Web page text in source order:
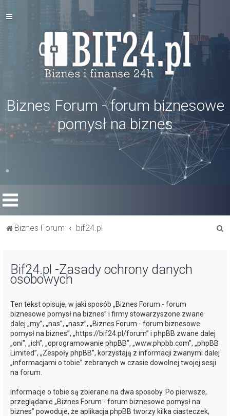
Biznes Forum - forum biznesowe
pomysł na biznes
Biznes Forum bif24.pl
Bif24.pl -Zasady ochrony danych
osobowych
Ten tekst opisuje, w jaki sposób „Biznes Forum - forum
biznesowe pomysł na biznes” i firmy stowarzyszone zwane
dalej „my”, „nas”, „nasz”, „Biznes Forum - forum biznesowe
pomysł na biznes”, „https://bif24.pl/forum” i phpBB zwane dalej
„oni”, „ich”, „oprogramowanie phpBB”, „www.phpbb.com”, „phpBB
Limited”, „Zespoły phpBB”, korzystają z informacji zwanymi dalej
„informacjami o tobie” zebranych w czasie dowolnej twojej sesji
na forum.
Informacje o tobie są zbierane na dwa sposoby. Po pierwsze,
przeglądanie „Biznes Forum - forum biznesowe pomysł na
biznes” powoduje, że aplikacja phpBB tworzy kilka ciasteczek,